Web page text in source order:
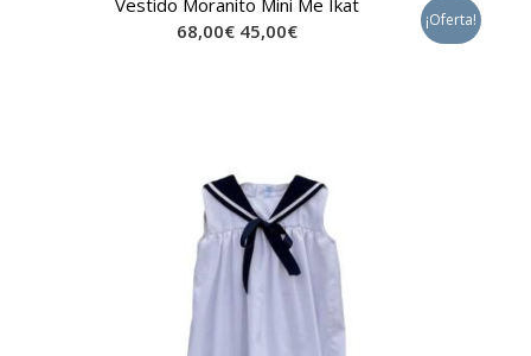
Vestido Moranito Mini Me Ikat
68,00€ 45,00€ ¡Oferta!